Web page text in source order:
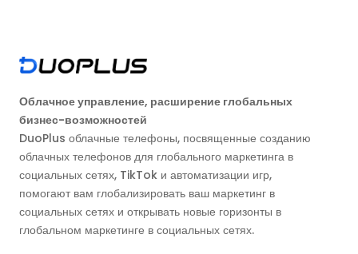
Облачное управление, расширение глобальных
бизнес-возможностей
DuoPlus облачные телефоны, посвященные созданию
облачных телефонов для глобального маркетинга в
социальных сетях, TikTok и автоматизации игр,
помогают вам глобализировать ваш маркетинг в
социальных сетях и открывать новые горизонты в
глобальном маркетинге в социальных сетях.